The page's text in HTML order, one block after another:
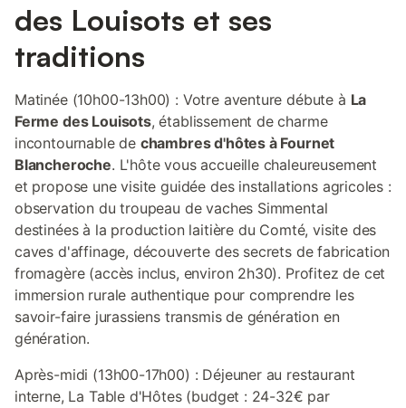
des Louisots et ses
traditions
Matinée (10h00-13h00) : Votre aventure débute à La
Ferme des Louisots, établissement de charme
incontournable de chambres d'hôtes à Fournet
Blancheroche. L'hôte vous accueille chaleureusement
et propose une visite guidée des installations agricoles :
observation du troupeau de vaches Simmental
destinées à la production laitière du Comté, visite des
caves d'affinage, découverte des secrets de fabrication
fromagère (accès inclus, environ 2h30). Profitez de cet
immersion rurale authentique pour comprendre les
savoir-faire jurassiens transmis de génération en
génération.
Après-midi (13h00-17h00) : Déjeuner au restaurant
interne, La Table d'Hôtes (budget : 24-32€ par